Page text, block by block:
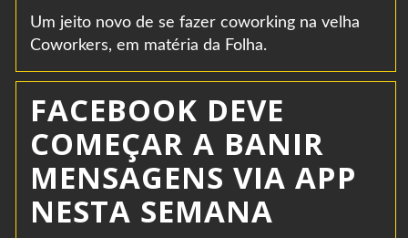
Um jeito novo de se fazer coworking na velha
Coworkers, em matéria da Folha.
FACEBOOK DEVE
COMEÇAR A BANIR
MENSAGENS VIA APP
NESTA SEMANA